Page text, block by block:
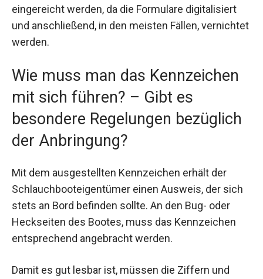
eingereicht werden, da die Formulare digitalisiert
und anschließend, in den meisten Fällen, vernichtet
werden.
Wie muss man das Kennzeichen
mit sich führen? – Gibt es
besondere Regelungen bezüglich
der Anbringung?
Mit dem ausgestellten Kennzeichen erhält der
Schlauchbooteigentümer einen Ausweis, der sich
stets an Bord befinden sollte. An den Bug- oder
Heckseiten des Bootes, muss das Kennzeichen
entsprechend angebracht werden.
Damit es gut lesbar ist, müssen die Ziffern und